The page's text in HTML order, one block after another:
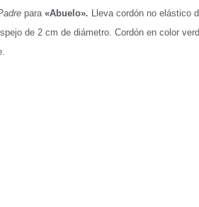
para «Abuelo». Lleva cordón no elástico
de 2 cm de diámetro. Cordón en color